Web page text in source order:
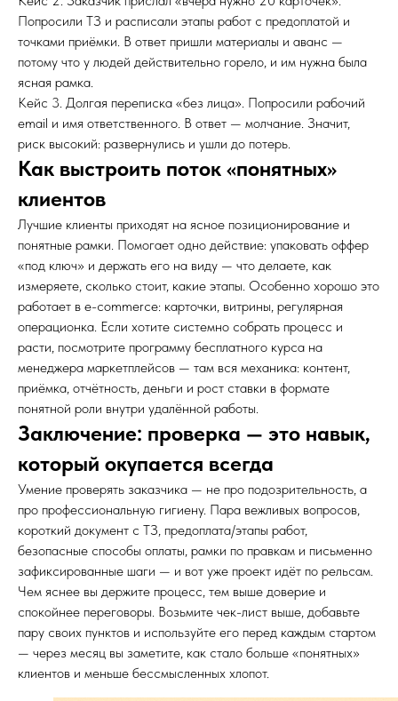
Попросили ТЗ и расписали этапы работ с предоплатой и
точками приёмки. В ответ пришли материалы и аванс —
потому что у людей действительно горело, и им нужна была
ясная рамка.
Кейс 3. Долгая переписка «без лица». Попросили рабочий
email и имя ответственного. В ответ — молчание. Значит,
риск высокий: развернулись и ушли до потерь.
Как выстроить поток «понятных»
клиентов
Лучшие клиенты приходят на ясное позиционирование и
понятные рамки. Помогает одно действие: упаковать оффер
«под ключ» и держать его на виду — что делаете, как
измеряете, сколько стоит, какие этапы. Особенно хорошо это
работает в e-commerce: карточки, витрины, регулярная
операционка. Если хотите системно собрать процесс и
расти, посмотрите программу бесплатного курса на
менеджера маркетплейсов — там вся механика: контент,
приёмка, отчётность, деньги и рост ставки в формате
понятной роли внутри удалённой работы.
Заключение: проверка — это навык,
который окупается всегда
Умение проверять заказчика — не про подозрительность, а
про профессиональную гигиену. Пара вежливых вопросов,
короткий документ с ТЗ, предоплата/этапы работ,
безопасные способы оплаты, рамки по правкам и письменно
зафиксированные шаги — и вот уже проект идёт по рельсам.
Чем яснее вы держите процесс, тем выше доверие и
спокойнее переговоры. Возьмите чек-лист выше, добавьте
пару своих пунктов и используйте его перед каждым стартом
— через месяц вы заметите, как стало больше «понятных»
клиентов и меньше бессмысленных хлопот.